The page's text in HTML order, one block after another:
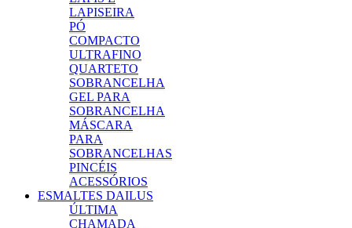
LAPISEIRA
PÓ
COMPACTO
ULTRAFINO
QUARTETO
SOBRANCELHA
GEL PARA
SOBRANCELHA
MÁSCARA
PARA
SOBRANCELHAS
PINCÉIS
ACESSÓRIOS
ESMALTES DAILUS
ÚLTIMA
CHAMADA